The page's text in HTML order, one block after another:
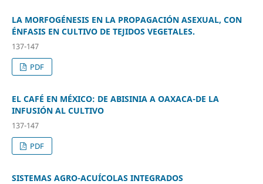
LA MORFOGÉNESIS EN LA PROPAGACIÓN ASEXUAL, CON
ÉNFASIS EN CULTIVO DE TEJIDOS VEGETALES.
137-147
PDF
EL CAFÉ EN MÉXICO: DE ABISINIA A OAXACA-DE LA
INFUSIÓN AL CULTIVO
137-147
PDF
SISTEMAS AGRO-ACUÍCOLAS INTEGRADOS